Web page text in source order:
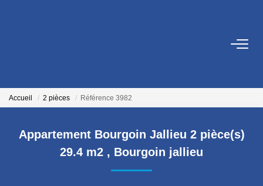
LOCATIONS
GESTION
Accueil 2 pièces Référence 3982
Appartement Bourgoin Jallieu 2 pièce(s)
29.4 m2 , Bourgoin jallieu